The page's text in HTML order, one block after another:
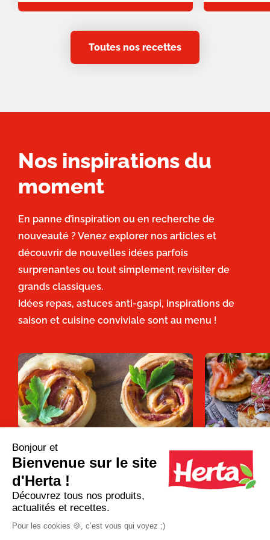
Toutes nos recettes
Nos inspirations du
moment
En panne d’inspiration ou en recherche de
nouveauté ? Venez explorer nos articles et
découvrir de nouvelles idées parfois
surprenantes ou tout simplement revisiter de
grands classiques.
Idées repas, astuces anti-gaspi, inspirations de
saison et cuisine conviviale sont au menu !
Apéro dînatoire : que faire avec une
pâte à pizza ?
12 recettes
pour un
Plus d'inspirations
Bonjour et
Bienvenue sur le site
d'Herta !
Découvrez tous nos produits,
actualités et recettes.
Pour les cookies 🍪, c’est vous qui voyez ;)